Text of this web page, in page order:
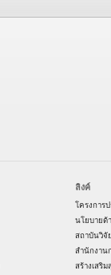
ลิงค์
โครงการ
นโยบายด้
สถาบันวิจั
สำนักงาน
สร้างเสริ